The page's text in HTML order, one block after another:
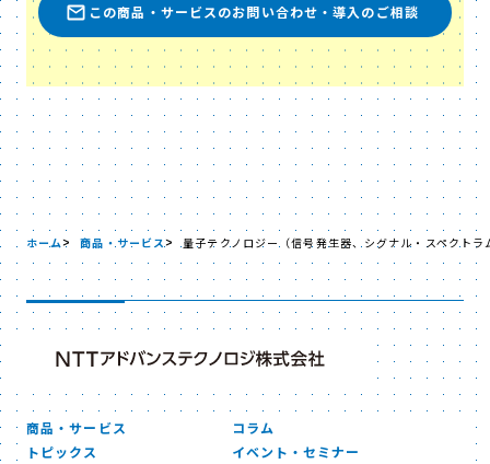
この商品・サービスのお問い合わせ・導入のご相談
ホーム 商品・サービス 量子テクノロジー（信号発生器、シグナル・スペクト
商品・サービス
コラム
トピックス
イベント・セミナー